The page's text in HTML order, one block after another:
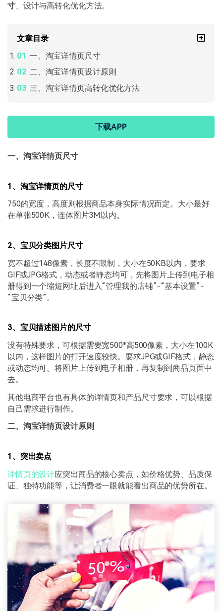
寸、设计与高转化优化方法。
文章目录
一、淘宝详情页尺寸
二、淘宝详情页设计原则
三、淘宝详情页高转化优化方法
下载APP
一、淘宝详情页尺寸
1、淘宝详情页的尺寸
750的宽度，高度则根据商品本身实际情况而定。大小最好
在单张500K，连体图片3M以内。
2、宝贝分类图片尺寸
宽不超过148像素，长度不限制，大小在50KB以内，要求
GIF或JPG格式，动态或者静态均可，先将图片上传到电子相
册得到一个缩短网址后进入“管理我的店铺”-“基本设置”-
“宝贝分类”。
3、宝贝描述图片的尺寸
没有特殊要求，可根据需要宽500*高500像素，大小在100K
以内，这样图片的打开速度较快。要求JPG或GIF格式，静态
或动态均可。将图片上传到电子相册，再复制到商品页面中
去。
其他电商平台也有具体的详情页和产品尺寸要求，可以根据
自己需求进行制作。
二、淘宝详情页设计原则
1、突出卖点
详情页的设计应突出商品的核心卖点，如价格优势、品质保
证、独特功能等，让消费者一眼就能看出商品的优势所在。